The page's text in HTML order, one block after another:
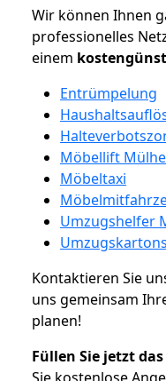
Wir können Ihnen
professionelles
einem
Entrümpelung
Möbellift
Möbeltaxi
Umzugshelfer
Umzugskartons
Kontaktieren Sie
uns gemeinsam
planen!
Füllen Sie jetzt
Sie kostenlose